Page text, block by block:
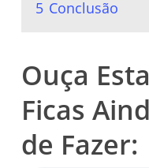
5 Conclusão
Ouça
Ficas
de Fazer: